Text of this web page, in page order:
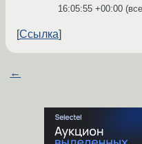
16:05:55 +00:00
Ссылка
←